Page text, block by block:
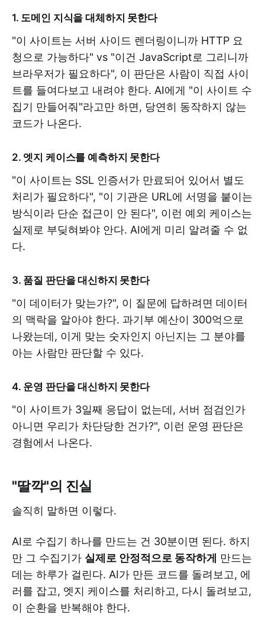
1. 도메인 지식을 대체하지 못한다
"이 사이트는 서버 사이드 렌더링이니까 HTTP 요
청으로 가능하다" vs "이건 JavaScript로 그리니까
브라우저가 필요하다", 이 판단은 사람이 직접 사이
트를 들여다보고 내려야 한다. AI에게 "이 사이트 수
집기 만들어줘"라고만 하면, 당연히 동작하지 않는
코드가 나온다.
2. 엣지 케이스를 예측하지 못한다
"이 사이트는 SSL 인증서가 만료되어 있어서 별도
처리가 필요하다", "이 기관은 URL에 서명을 붙이는
방식이라 단순 접근이 안 된다", 이런 예외 케이스는
실제로 부딪혀봐야 안다. AI에게 미리 알려줄 수 없
다.
3. 품질 판단을 대신하지 못한다
"이 데이터가 맞는가?", 이 질문에 답하려면 데이터
의 맥락을 알아야 한다. 과기부 예산이 300억으로
나왔는데, 이게 맞는 숫자인지 아닌지는 그 분야를
아는 사람만 판단할 수 있다.
4. 운영 판단을 대신하지 못한다
"이 사이트가 3일째 응답이 없는데, 서버 점검인가
아니면 우리가 차단당한 건가?", 이런 운영 판단은
경험에서 나온다.
"딸깍"의 진실
솔직히 말하면 이렇다.
AI로 수집기 하나를 만드는 건 30분이면 된다. 하지
만 그 수집기가 실제로 안정적으로 동작하게 만드는
데는 하루가 걸린다. AI가 만든 코드를 돌려보고, 에
러를 잡고, 엣지 케이스를 처리하고, 다시 돌려보고,
이 순환을 반복해야 한다.